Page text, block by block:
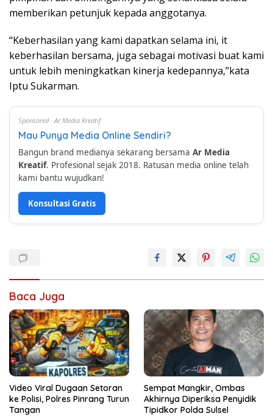
memberikan petunjuk kepada anggotanya.
“Keberhasilan yang kami dapatkan selama ini, it
keberhasilan bersama, juga sebagai motivasi buat kami
untuk lebih meningkatkan kinerja kedepannya,”kata
Iptu Sukarman.
Sponsored · Ar Media Kreatif
Mau Punya Media Online Sendiri?
Bangun brand medianya sekarang bersama Ar Media
Kreatif. Profesional sejak 2018. Ratusan media online telah
kami bantu wujudkan!
Konsultasi Gratis
Baca Juga
Video Viral Dugaan Setoran
ke Polisi, Polres Pinrang Turun
Tangan
Sempat Mangkir, Ombas
Akhirnya Diperiksa Penyidik
Tipidkor Polda Sulsel